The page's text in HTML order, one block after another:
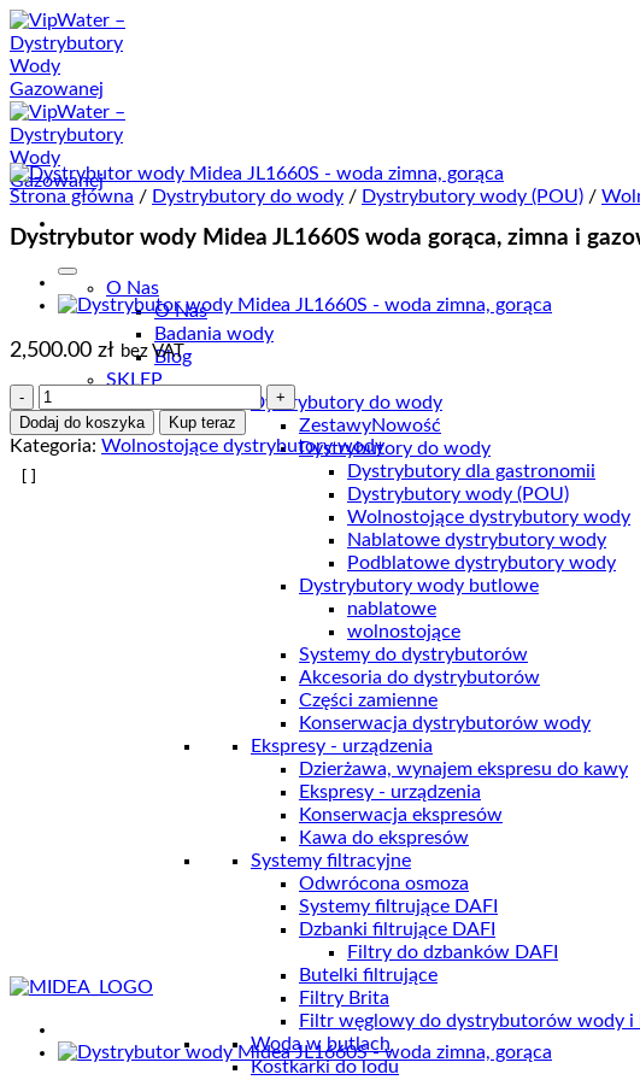
Przewiń
do
zawartości
O Nas
O Nas
Badania wody
Blog
SKLEP
Dystrybutory do wody
ZestawyNowość
Dystrybutory do wody
Dystrybutory dla gastronomii
Dystrybutory wody (POU)
Wolnostojące dystrybutory wody
Nablatowe dystrybutory wody
Podblatowe dystrybutory wody
Dystrybutory wody butlowe
nablatowe
wolnostojące
Systemy do dystrybutorów
Akcesoria do dystrybutorów
Części zamienne
Konserwacja dystrybutorów wody
Ekspresy - urządzenia
Dzierżawa, wynajem ekspresu do kawy
Ekspresy - urządzenia
Konserwacja ekspresów
Kawa do ekspresów
Systemy filtracyjne
Odwrócona osmoza
Systemy filtrujące DAFI
Dzbanki filtrujące DAFI
Filtry do dzbanków DAFI
Butelki filtrujące
Filtry Brita
Filtr węglowy do dystrybutorów wody i
Woda w butlach
Kostkarki do lodu
Strona główna / Dystrybutory do wody / Dystrybutory wody (POU) /
Dystrybutor wody Midea JL1660S woda gorąca, zimna i
2,500.00 zł bez VAT
ilość
Dystrybutor
wody
Dodaj do koszyka Kup teraz
Kategoria: Wolnostojące dystrybutory wody